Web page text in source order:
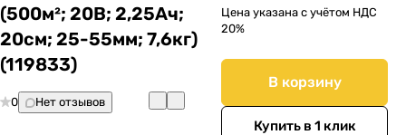
(500м²; 20В; 2,25Ач;
20cм; 25-55мм; 7,6кг)
(119833)
0 Нет отзывов
Цена указана с учётом НДС
20%
В корзину
Купить в 1 клик